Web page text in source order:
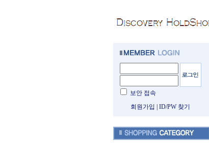
보안 접속
회원가입
ID/PW 찾기